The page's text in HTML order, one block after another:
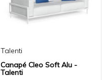
Talenti
Canapé Cleo Soft Alu -
Talenti